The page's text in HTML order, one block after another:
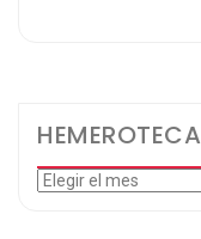
HEMEROTECA
Hemeroteca